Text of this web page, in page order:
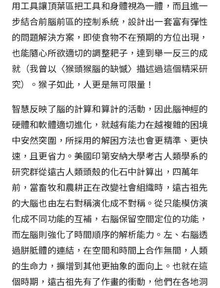
用工具讓頂葉區把工具和身體視為一體，而且進一
步結合前腦前區的控制系統，設計出一套富有彈性
的問題解決方案，即使食物不在預期的方位出現，
也能隨心所欲適切的調整耙子，達到舉一反三的成
就（我曾以〈猴頭猴腦的缺憾〉描述過這個精采研
究）。猴子如此，人更是無可限量！
智慧反映了腦的計算和算計的活動，因此腦神經的
硬體和軟體適切進化，就越有能力在越複雜的困境
中安然突圍，所採用的解困方法也會更精準、更快
速，且更省力。美國印第安納大學考古人類學系的
研究群從遠古人類頭殼的化石中計算出，四萬年
前，當畜牧和農耕正在改變社會組織時，遠古祖先
的大腦也由左右對稱演化成不對稱。從只能模仿演
化成不同功能的互補，右腦保留空間定位的功能，
而左腦則強化了時間順序的解析能力。左、右腦透
過胼胝體的連結，在空間和時間上合作無間，人類
的生命力，擴增到其他更抽象的面向上。也就在這
個時期，遠古祖先有了作畫的衝動，他們在各地洞